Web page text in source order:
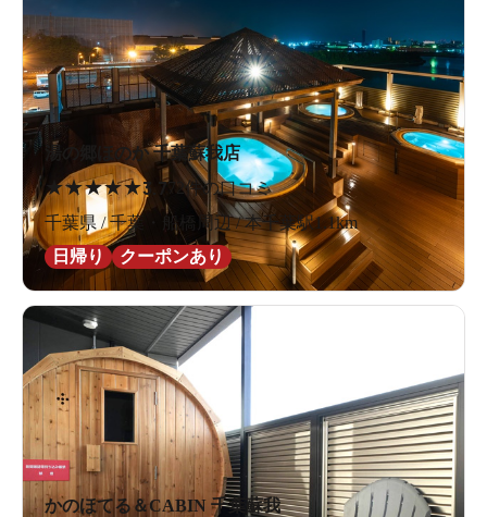
湯の郷ほのか 千葉蘇我店
★★★★★3.772件の口コミ
千葉県 / 千葉・船橋周辺 / 本千葉駅1.1km
日帰り
クーポンあり
かのほてる＆CABIN 千葉蘇我